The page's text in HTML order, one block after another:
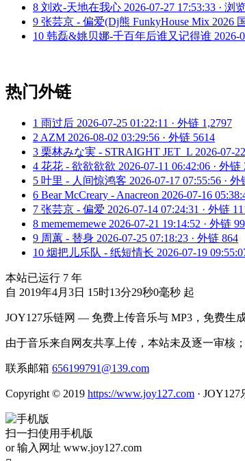
8 刘欢-天地在我心 2026-07-27 17:53:33 · 浏
9 张芸京 - 偏爱(Dj熊 FunkyHouse Mix 2026
10 韩磊&姚贝娜-千百年后谁又记得谁 2026-
热门外链
1 雨过后 2026-07-25 01:22:11 · 外链 1,2797
2 AZM 2026-08-02 03:29:56 · 外链 5614
3 栗林みな実 - STRAIGHT JET_L 2026-07-
4 花花 - 欲欲欲欲 2026-07-11 06:42:06 · 外链
5 叶里 - 人间惊鸿客 2026-07-17 07:55:56 · 外
6 Bear McCreary - Anacreon 2026-07-16
7 张芸京 - 偏爱 2026-07-14 07:24:31 · 外链
8 memememewe 2026-07-21 19:14:52 · 外链
9 周蕙 - 替身 2026-07-25 07:18:23 · 外链 864
10 烟把儿乐队 - 纸短情长 2026-07-19
本站已运行 7 年
自 2019年4月3日 15时13分29秒0毫秒 起
JOY127乐链网 — 免费上传音乐与 MP3，免费生
由于音乐来自网友共享上传，本站未及逐一审核
联系邮箱 656199791@139.com
Copyright © 2019 https://www.joy127.com ·
扫一扫使用手机版
or 输入网址 www.joy127.com